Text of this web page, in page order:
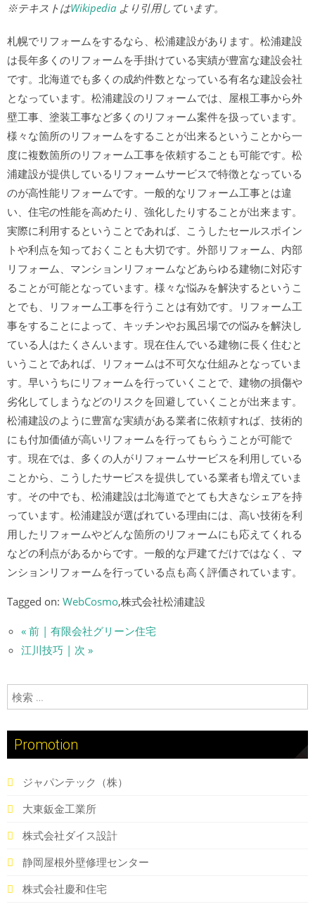
※テキストはWikipedia より引用しています。
札幌でリフォームをするなら、松浦建設があります。松浦建設
は長年多くのリフォームを手掛けている実績が豊富な建設会社
です。北海道でも多くの成約件数となっている有名な建設会社
となっています。松浦建設のリフォームでは、屋根工事から外
壁工事、塗装工事など多くのリフォーム案件を扱っています。
様々な箇所のリフォームをすることが出来るということから一
度に複数箇所のリフォーム工事を依頼することも可能です。松
浦建設が提供しているリフォームサービスで特徴となっている
のが高性能リフォームです。一般的なリフォーム工事とは違
い、住宅の性能を高めたり、強化したりすることが出来ます。
実際に利用するということであれば、こうしたセールスポイン
トや利点を知っておくことも大切です。外部リフォーム、内部
リフォーム、マンションリフォームなどあらゆる建物に対応す
ることが可能となっています。様々な悩みを解決するというこ
とでも、リフォーム工事を行うことは有効です。リフォーム工
事をすることによって、キッチンやお風呂場での悩みを解決し
ている人はたくさんいます。現在住んでいる建物に長く住むと
いうことであれば、リフォームは不可欠な仕組みとなっていま
す。早いうちにリフォームを行っていくことで、建物の損傷や
劣化してしまうなどのリスクを回避していくことが出来ます。
松浦建設のように豊富な実績がある業者に依頼すれば、技術的
にも付加価値が高いリフォームを行ってもらうことが可能で
す。現在では、多くの人がリフォームサービスを利用している
ことから、こうしたサービスを提供している業者も増えていま
す。その中でも、松浦建設は北海道でとても大きなシェアを持
っています。松浦建設が選ばれている理由には、高い技術を利
用したリフォームやどんな箇所のリフォームにも応えてくれる
などの利点があるからです。一般的な戸建てだけではなく、マ
ンションリフォームを行っている点も高く評価されています。
Tagged on: WebCosmo,株式会社松浦建設
« 前 | 有限会社グリーン住宅
江川技巧 | 次 »
検索:
Promotion
ジャパンテック（株）
大東鈑金工業所
株式会社ダイス設計
静岡屋根外壁修理センター
株式会社慶和住宅